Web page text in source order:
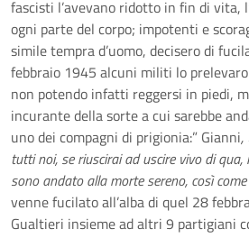
fascisti l’avevano ridotto in fin di vita,
ogni parte del corpo; impotenti e
simile tempra d’uomo, decisero di
febbraio 1945 alcuni militi lo
non potendo infatti reggersi in piedi,
incurante della sorte a cui sarebbe
uno dei compagni di prigionia:” Gianni,
tutti noi, se riuscirai ad uscire vivo di
sono andato alla morte sereno, così come
venne fucilato all’alba di quel 28
Gualtieri insieme ad altri 9 partigiani